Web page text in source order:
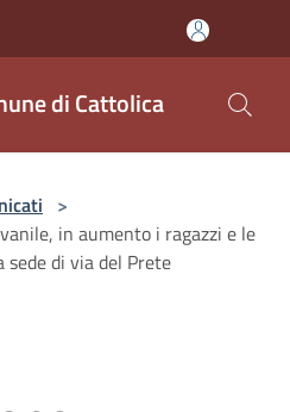
di Cattolica
>
in aumento i ragazzi e le
sede di via del Prete